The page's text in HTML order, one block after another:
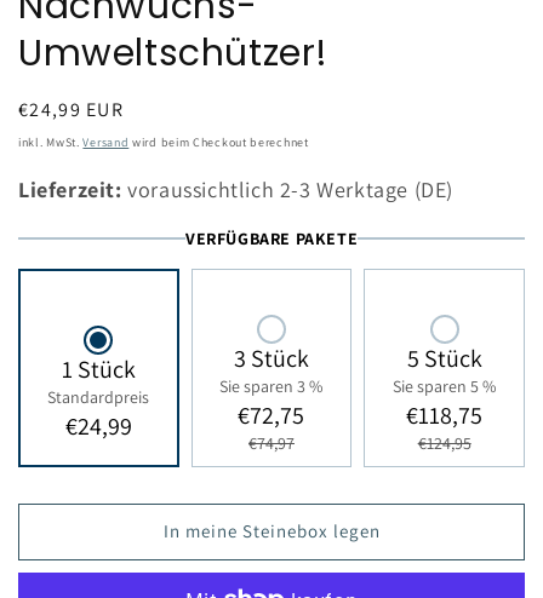
Umweltschützer!
Normaler
Preis
€24,99 EUR
inkl. MwSt.Versand wird beim Checkout berechnet
Lieferzeit: voraussichtlich 2-3 Werktage (DE)
VERFÜGBARE PAKETE
1 Stück
Standardpreis
€24,99
3 Stück
Sie sparen 3 %
€72,75
€74,97
5 Stück
Sie sparen 5 %
€118,75
€124,95
In meine Steinebox legen